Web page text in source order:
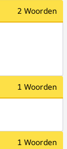
2 Woorden
1 Woorden
1 Woorden